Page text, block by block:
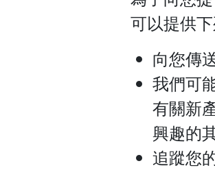
可以提供下
向您傳
我們可
有關新
興趣的
追蹤您